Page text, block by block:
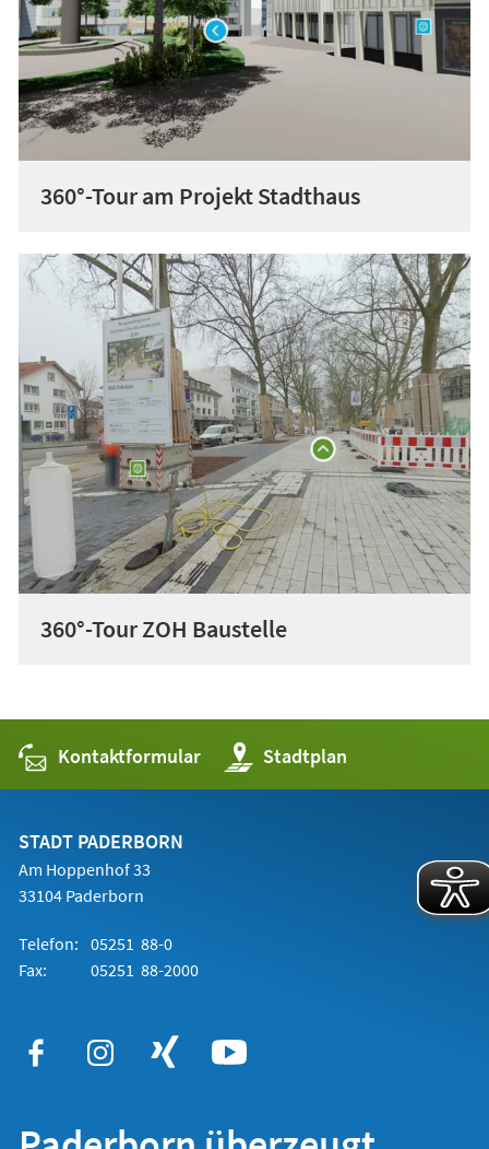
360°-Tour am Projekt Stadthaus
360°-Tour ZOH Baustelle
Kontaktformular Stadtplan
(Öffnet
in
einem
STADT PADERBORN
Am Hoppenhof 33
33104 Paderborn
Telefon: 05251 88-0
Fax:
05251 88-2000